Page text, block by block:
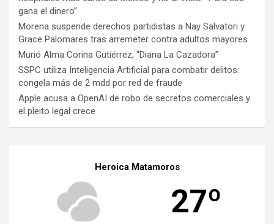
gana el dinero”
Morena suspende derechos partidistas a Nay Salvatori y
Grace Palomares tras arremeter contra adultos mayores
Murió Alma Corina Gutiérrez, “Diana La Cazadora”
SSPC utiliza Inteligencia Artificial para combatir delitos:
congela más de 2 mdd por red de fraude
Apple acusa a OpenAI de robo de secretos comerciales y
el pleito legal crece
Heroica Matamoros
27º